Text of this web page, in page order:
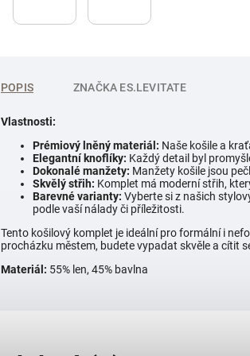
POPIS ZNAČKA ES.LEVITATE
Vlastnosti:
Prémiový lněný materiál: Naše košile a
Elegantní knoflíky: Každý detail byl
Dokonalé manžety: Manžety košile jsou
Skvělý střih: Komplet má moderní střih,
Barevné varianty: Vyberte si z našich
podle vaší nálady či příležitosti.
Tento košilový komplet je ideální pro formální i
procházku městem, budete vypadat skvěle a cítit
Materiál: 55% len, 45% bavlna